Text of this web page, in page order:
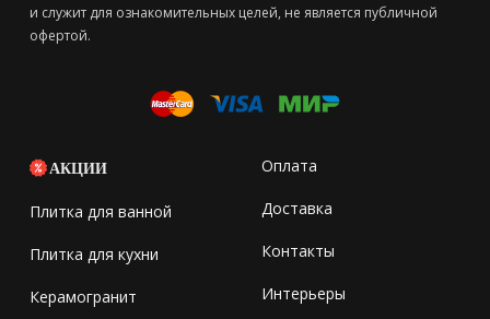
и служит для ознакомительных целей, не является публичной
офертой.
АКЦИИ
Плитка для ванной
Плитка для кухни
Керамогранит
Оплата
Доставка
Контакты
Интерьеры